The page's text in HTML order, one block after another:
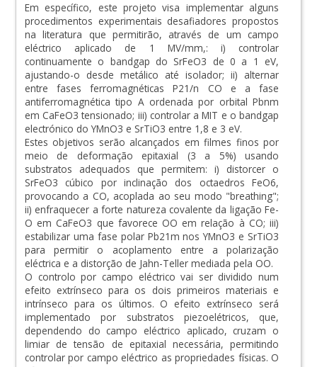
Em específico, este projeto visa implementar alguns
procedimentos experimentais desafiadores propostos
na literatura que permitirão, através de um campo
eléctrico aplicado de 1 MV/mm,: i) controlar
continuamente o bandgap do SrFeO3 de 0 a 1 eV,
ajustando-o desde metálico até isolador; ii) alternar
entre fases ferromagnéticas P21/n CO e a fase
antiferromagnética tipo A ordenada por orbital Pbnm
em CaFeO3 tensionado; iii) controlar a MIT e o bandgap
electrónico do YMnO3 e SrTiO3 entre 1,8 e 3 eV.
Estes objetivos serão alcançados em filmes finos por
meio de deformação epitaxial (3 a 5%) usando
substratos adequados que permitem: i) distorcer o
SrFeO3 cúbico por inclinação dos octaedros FeO6,
provocando a CO, acoplada ao seu modo "breathing";
ii) enfraquecer a forte natureza covalente da ligação Fe-
O em CaFeO3 que favorece OO em relação à CO; iii)
estabilizar uma fase polar Pb21m nos YMnO3 e SrTiO3
para permitir o acoplamento entre a polarização
eléctrica e a distorção de Jahn-Teller mediada pela OO.
O controlo por campo eléctrico vai ser dividido num
efeito extrínseco para os dois primeiros materiais e
intrínseco para os últimos. O efeito extrínseco será
implementado por substratos piezoelétricos, que,
dependendo do campo eléctrico aplicado, cruzam o
limiar de tensão de epitaxial necessária, permitindo
controlar por campo eléctrico as propriedades físicas. O